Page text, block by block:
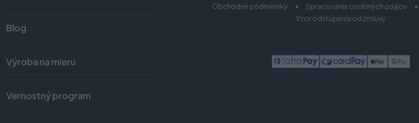
Blog
Výroba na mieru
Vernostný program
Obchodné podmienky Spracovanie osobných údajov
Vzor odstúpenia od zmluvy